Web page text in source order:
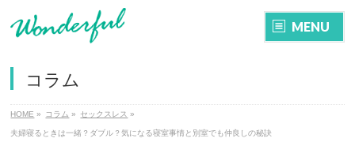
MENU
コラム
HOME » コラム » セックスレス »
夫婦寝るときは一緒？ダブル？気になる寝室事情と別室でも仲良しの秘訣